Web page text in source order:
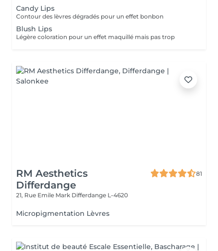
Candy Lips
Contour des lèvres dégradés pour un effet bonbon
Blush Lips
Légère coloration pour un effet maquillé mais pas trop
RM Aesthetics
Differdange
81
21, Rue Emile Mark Differdange L-4620
Micropigmentation Lèvres